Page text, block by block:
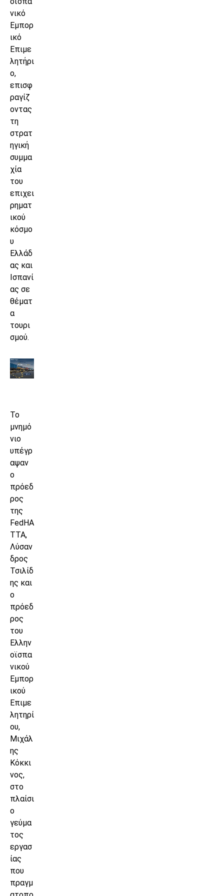
νικό
Εμπορ
ικό
Επιμε
λητήρι
ο,
επισφ
ραγίζ
οντας
τη
στρατ
ηγική
συμμα
χία
του
επιχει
ρηματ
ικού
κόσμο
υ
Ελλάδ
ας και
Ισπανί
ας σε
θέματ
α
τουρι
σμού.
Το
μνημό
νιο
υπέγρ
αψαν
ο
πρόεδ
ρος
της
FedHA
TTA,
Λύσαν
δρος
Τσιλίδ
ης και
ο
πρόεδ
ρος
του
Ελλην
οϊσπα
νικού
Εμπορ
ικού
Επιμε
λητηρί
ου,
Μιχάλ
ης
Κόκκι
νος,
στο
πλαίσι
ο
γεύμα
τος
εργασ
ίας
που
πραγμ